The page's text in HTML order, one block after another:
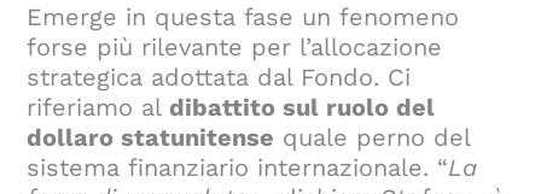
Emerge in questa fase un fenomeno
forse più rilevante per l’allocazione
strategica adottata dal Fondo. Ci
riferiamo al dibattito sul ruolo del
dollaro statunitense quale perno del
sistema finanziario internazionale. “La